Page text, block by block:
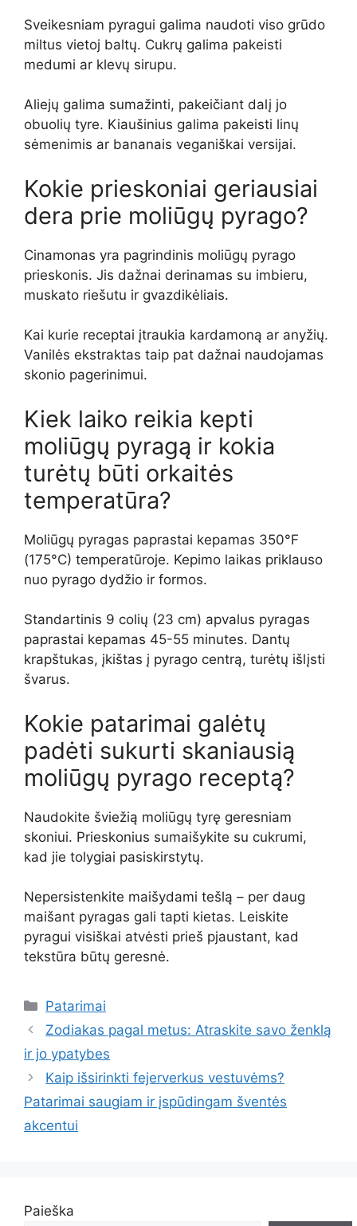
Sveikesniam pyragui galima naudoti viso grūdo
miltus vietoj baltų. Cukrų galima pakeisti
medumi ar klevų sirupu.
Aliejų galima sumažinti, pakeičiant dalį jo
obuolių tyre. Kiaušinius galima pakeisti linų
sėmenimis ar bananais veganiškai versijai.
Kokie prieskoniai geriausiai
dera prie moliūgų pyrago?
Cinamonas yra pagrindinis moliūgų pyrago
prieskonis. Jis dažnai derinamas su imbieru,
muskato riešutu ir gvazdikėliais.
Kai kurie receptai įtraukia kardamoną ar anyžių.
Vanilės ekstraktas taip pat dažnai naudojamas
skonio pagerinimui.
Kiek laiko reikia kepti
moliūgų pyragą ir kokia
turėtų būti orkaitės
temperatūra?
Moliūgų pyragas paprastai kepamas 350°F
(175°C) temperatūroje. Kepimo laikas priklauso
nuo pyrago dydžio ir formos.
Standartinis 9 colių (23 cm) apvalus pyragas
paprastai kepamas 45-55 minutes. Dantų
krapštukas, įkištas į pyrago centrą, turėtų išlįsti
švarus.
Kokie patarimai galėtų
padėti sukurti skaniausią
moliūgų pyrago receptą?
Naudokite šviežią moliūgų tyrę geresniam
skoniui. Prieskonius sumaišykite su cukrumi,
kad jie tolygiai pasiskirstytų.
Nepersistenkite maišydami tešlą – per daug
maišant pyragas gali tapti kietas. Leiskite
pyragui visiškai atvėsti prieš pjaustant, kad
tekstūra būtų geresnė.
Kategorijos
Patarimai
Zodiakas pagal metus: Atraskite savo ženklą
ir jo ypatybes
Kaip išsirinkti fejerverkus vestuvėms?
Patarimai saugiam ir įspūdingam šventės
akcentui
Paieška